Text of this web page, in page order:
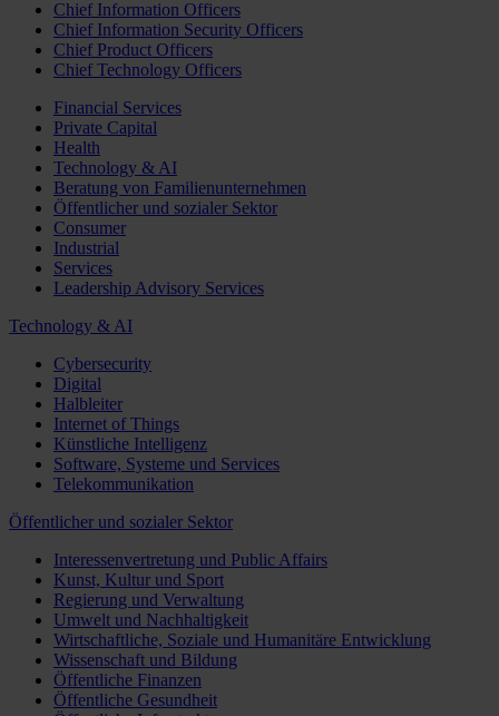
Chief Information Officers
Chief Information Security Officers
Chief Product Officers
Chief Technology Officers
Financial Services
Private Capital
Health
Technology & AI
Beratung von Familienunternehmen
Öffentlicher und sozialer Sektor
Consumer
Industrial
Services
Leadership Advisory Services
Technology & AI
Cybersecurity
Digital
Halbleiter
Internet of Things
Künstliche Intelligenz
Software, Systeme und Services
Telekommunikation
Öffentlicher und sozialer Sektor
Interessenvertretung und Public Affairs
Kunst, Kultur und Sport
Regierung und Verwaltung
Umwelt und Nachhaltigkeit
Wirtschaftliche, Soziale und Humanitäre Entwicklung
Wissenschaft und Bildung
Öffentliche Finanzen
Öffentliche Gesundheit